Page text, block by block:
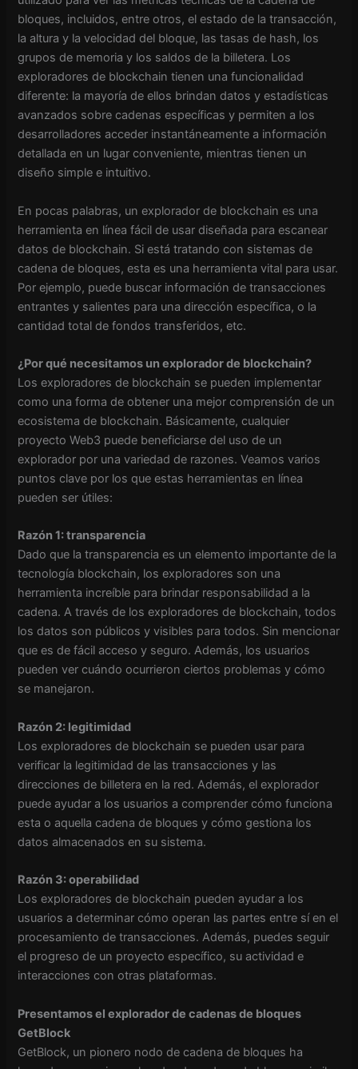
bloques, incluidos, entre otros, el estado de la transacción,
la altura y la velocidad del bloque, las tasas de hash, los
grupos de memoria y los saldos de la billetera. Los
exploradores de blockchain tienen una funcionalidad
diferente: la mayoría de ellos brindan datos y estadísticas
avanzados sobre cadenas específicas y permiten a los
desarrolladores acceder instantáneamente a información
detallada en un lugar conveniente, mientras tienen un
diseño simple e intuitivo.
En pocas palabras, un explorador de blockchain es una
herramienta en línea fácil de usar diseñada para escanear
datos de blockchain. Si está tratando con sistemas de
cadena de bloques, esta es una herramienta vital para usar.
Por ejemplo, puede buscar información de transacciones
entrantes y salientes para una dirección específica, o la
cantidad total de fondos transferidos, etc.
¿Por qué necesitamos un explorador de blockchain?
Los exploradores de blockchain se pueden implementar
como una forma de obtener una mejor comprensión de un
ecosistema de blockchain. Básicamente, cualquier
proyecto Web3 puede beneficiarse del uso de un
explorador por una variedad de razones. Veamos varios
puntos clave por los que estas herramientas en línea
pueden ser útiles:
Razón 1: transparencia
Dado que la transparencia es un elemento importante de la
tecnología blockchain, los exploradores son una
herramienta increíble para brindar responsabilidad a la
cadena. A través de los exploradores de blockchain, todos
los datos son públicos y visibles para todos. Sin mencionar
que es de fácil acceso y seguro. Además, los usuarios
pueden ver cuándo ocurrieron ciertos problemas y cómo
se manejaron.
Razón 2: legitimidad
Los exploradores de blockchain se pueden usar para
verificar la legitimidad de las transacciones y las
direcciones de billetera en la red. Además, el explorador
puede ayudar a los usuarios a comprender cómo funciona
esta o aquella cadena de bloques y cómo gestiona los
datos almacenados en su sistema.
Razón 3: operabilidad
Los exploradores de blockchain pueden ayudar a los
usuarios a determinar cómo operan las partes entre sí en el
procesamiento de transacciones. Además, puedes seguir
el progreso de un proyecto específico, su actividad e
interacciones con otras plataformas.
Presentamos el explorador de cadenas de bloques
GetBlock
GetBlock, un pionero nodo de cadena de bloques ha